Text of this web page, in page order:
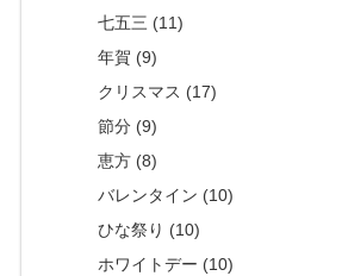
七五三 (11)
年賀 (9)
クリスマス (17)
節分 (9)
恵方 (8)
バレンタイン (10)
ひな祭り (10)
ホワイトデー (10)